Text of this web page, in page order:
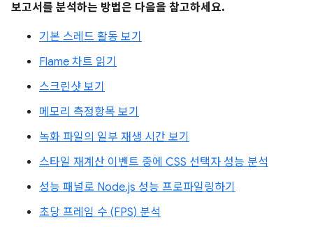
보고서를 분석하는 방법은 다음을 참고하세요.
기본 스레드 활동 보기
Flame 차트 읽기
스크린샷 보기
메모리 측정항목 보기
녹화 파일의 일부 재생 시간 보기
스타일 재계산 이벤트 중에 CSS 선택자 성능 분석
성능 패널로 Node.js 성능 프로파일링하기
초당 프레임 수 (FPS) 분석